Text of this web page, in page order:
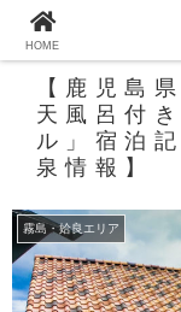
【鹿児島
天風呂付
ル」宿泊
泉情報】
霧島・姶良エリア
HOME